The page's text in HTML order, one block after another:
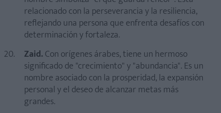
relacionado con la perseverancia y la resiliencia,
reflejando una persona que enfrenta desafíos con
determinación y fortaleza.
Zaid.Con orígenes árabes, tiene un hermoso
significado de "crecimiento" y "abundancia". Es un
nombre asociado con la prosperidad, la expansión
personal y el deseo de alcanzar metas más
grandes.